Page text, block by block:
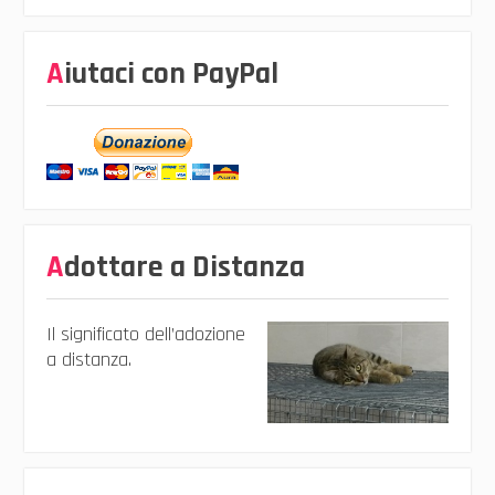
Aiutaci con PayPal
Adottare a Distanza
Il significato dell’adozione
a distanza.